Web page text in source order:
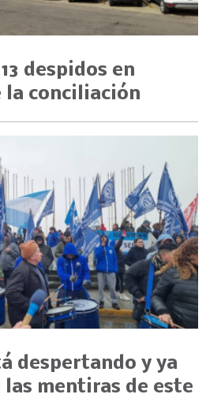
despidos en
la conciliación
despertando y ya
las mentiras de este